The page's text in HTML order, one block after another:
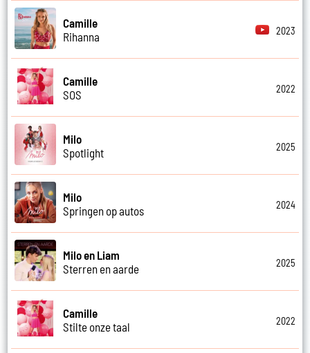
Camille
Rihanna
2023
Camille
SOS
2022
Milo
Spotlight
2025
Milo
Springen op autos
2024
Milo en Liam
Sterren en aarde
2025
Camille
Stilte onze taal
2022